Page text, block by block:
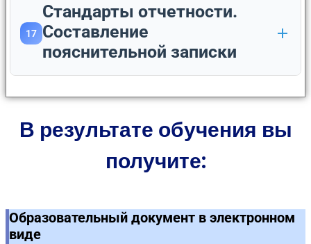
17
Стандарты отчетности.
Составление
пояснительной записки
В результате обучения вы
получите:
Образовательный документ в электронном
виде